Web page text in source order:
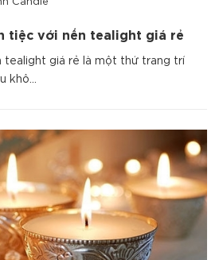
Candle
tiệc với nến tealight giá rẻ
tealight giá rẻ là một thứ trang trí
khô...